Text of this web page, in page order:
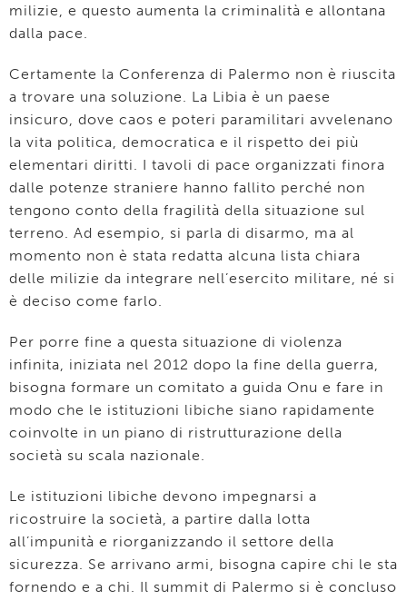
milizie, e questo aumenta la criminalità e allontana
dalla pace.
Certamente la Conferenza di Palermo non è riuscita
a trovare una soluzione. La Libia è un paese
insicuro, dove caos e poteri paramilitari avvelenano
la vita politica, democratica e il rispetto dei più
elementari diritti. I tavoli di pace organizzati finora
dalle potenze straniere hanno fallito perché non
tengono conto della fragilità della situazione sul
terreno. Ad esempio, si parla di disarmo, ma al
momento non è stata redatta alcuna lista chiara
delle milizie da integrare nell’esercito militare, né si
è deciso come farlo.
Per porre fine a questa situazione di violenza
infinita, iniziata nel 2012 dopo la fine della guerra,
bisogna formare un comitato a guida Onu e fare in
modo che le istituzioni libiche siano rapidamente
coinvolte in un piano di ristrutturazione della
società su scala nazionale.
Le istituzioni libiche devono impegnarsi a
ricostruire la società, a partire dalla lotta
all’impunità e riorganizzando il settore della
sicurezza. Se arrivano armi, bisogna capire chi le sta
fornendo e a chi. Il summit di Palermo si è concluso